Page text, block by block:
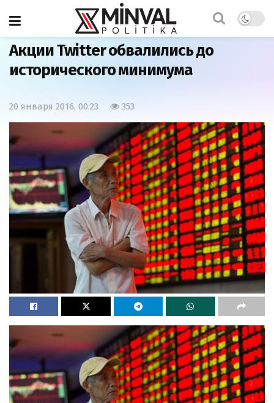
Главная Экономика
Акции Twitter обвалились до
исторического минимума
20 января 2016, 00:23 353